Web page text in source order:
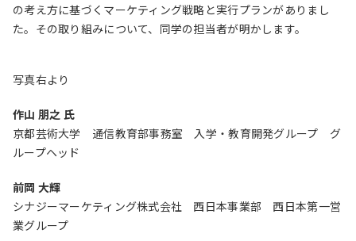
の考え方に基づくマーケティング戦略と実行プランがありまし
た。その取り組みについて、同学の担当者が明かします。
写真右より
作山 朋之 氏
京都芸術大学 通信教育部事務室 入学・教育開発グループ グ
ループヘッド
前岡 大輝
シナジーマーケティング株式会社 西日本事業部 西日本第一営
業グループ